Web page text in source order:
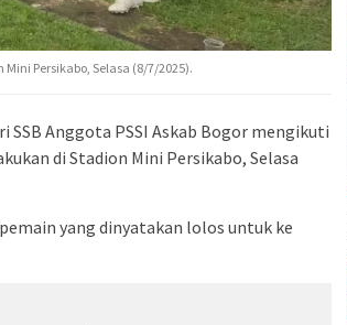
Persikabo, Selasa (8/7/2025).
SSB Anggota PSSI Askab Bogor mengikuti
di Stadion Mini Persikabo, Selasa
yang dinyatakan lolos untuk ke